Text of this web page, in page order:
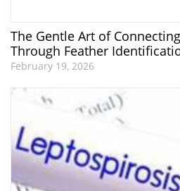
The Gentle Art of
Through Feather
February 19, 2026